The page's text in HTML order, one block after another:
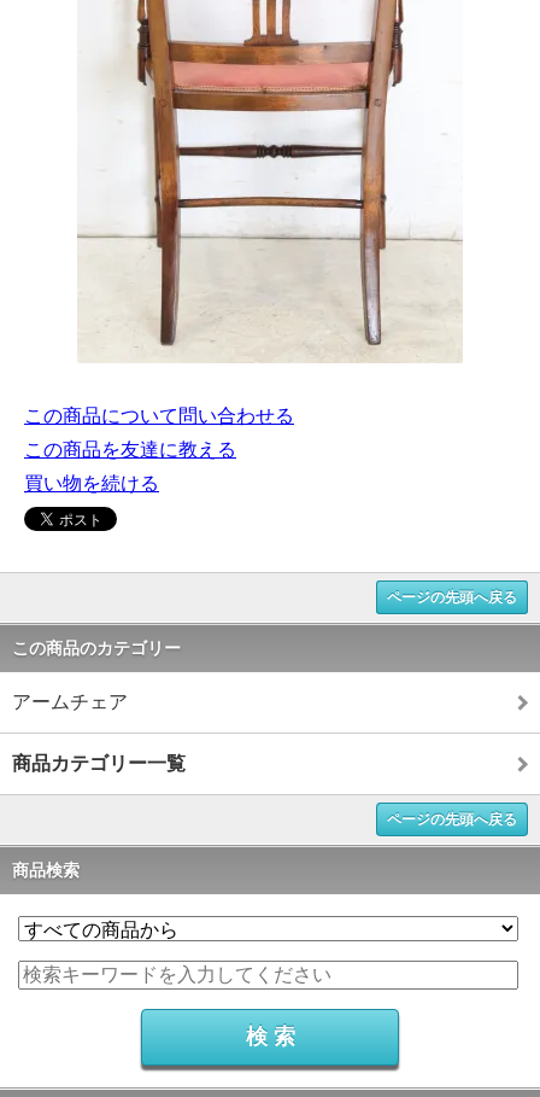
この商品について問い合わせる
この商品を友達に教える
買い物を続ける
ページの先頭へ戻る
この商品のカテゴリー
アームチェア
商品カテゴリー一覧
ページの先頭へ戻る
商品検索